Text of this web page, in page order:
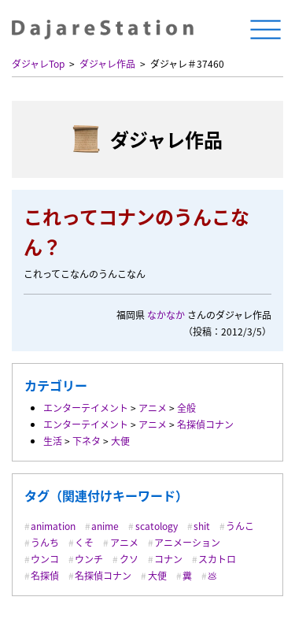
ダジャレTop ダジャレ作品 ダジャレ＃37460
ダジャレ作品
これってコナンのうんこな
ん？
これってこなんのうんこなん
福岡県 なかなか さんのダジャレ作品
（投稿：2012/3/5）
カテゴリー
エンターテイメント > アニメ >全般
エンターテイメント > アニメ >名探偵コナン
生活>下ネタ >大便
タグ（関連付けキーワード）
animation anime scatology shit
うんこ
うんち
くそ アニメ
アニメーション
ウンコ
ウンチ クソ コナン
スカトロ
名探偵
名探偵コナン 大便 糞 💩